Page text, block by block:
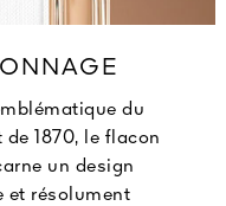
du
1870, le flacon
un design
et résolument